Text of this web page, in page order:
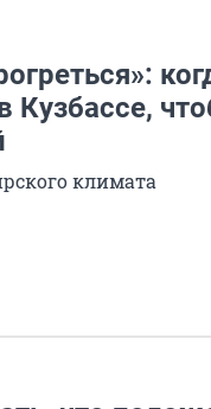
Кузбассе,
климата